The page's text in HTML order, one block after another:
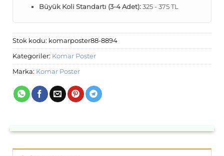
Büyük Koli Standartı (3-4 Adet):325 - 375 TL
Stok kodu: komarposter88-8894
Kategoriler: Komar Poster
Marka: Komar Poster